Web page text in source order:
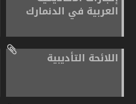
العربية في الدنمارك
اللائحة التأديبية